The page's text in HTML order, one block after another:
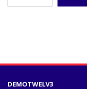
DEMOTWELV3